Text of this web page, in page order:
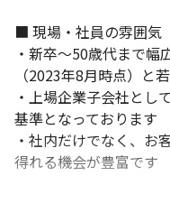
■ 現場・社員の雰囲気
・新卒～50歳代まで
（2023年8月時点）と
・上場企業子会社とし
基準となっております
・社内だけでなく、お
得れる機会が豊富です